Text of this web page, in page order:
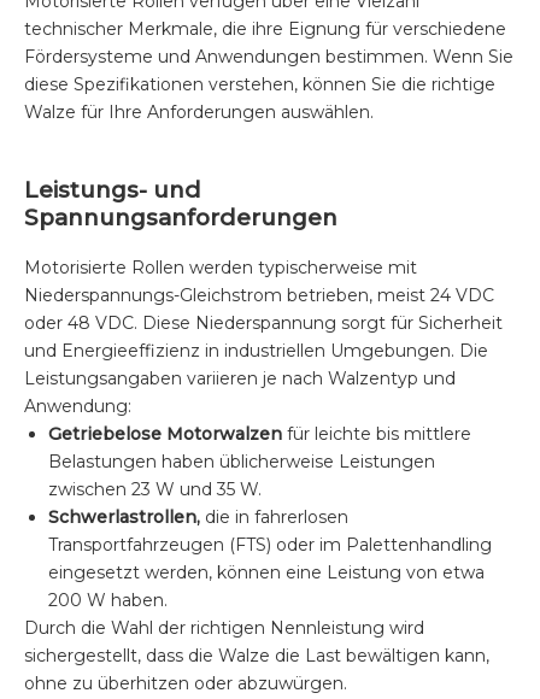
technischer Merkmale, die ihre Eignung für verschiedene
Fördersysteme und Anwendungen bestimmen. Wenn Sie
diese Spezifikationen verstehen, können Sie die richtige
Walze für Ihre Anforderungen auswählen.
Leistungs- und
Spannungsanforderungen
Motorisierte Rollen werden typischerweise mit
Niederspannungs-Gleichstrom betrieben, meist 24 VDC
oder 48 VDC. Diese Niederspannung sorgt für Sicherheit
und Energieeffizienz in industriellen Umgebungen. Die
Leistungsangaben variieren je nach Walzentyp und
Anwendung:
Getriebelose Motorwalzen für leichte bis mittlere
Belastungen haben üblicherweise Leistungen
zwischen 23 W und 35 W.
Schwerlastrollen, die in fahrerlosen
Transportfahrzeugen (FTS) oder im Palettenhandling
eingesetzt werden, können eine Leistung von etwa
200 W haben.
Durch die Wahl der richtigen Nennleistung wird
sichergestellt, dass die Walze die Last bewältigen kann,
ohne zu überhitzen oder abzuwürgen.